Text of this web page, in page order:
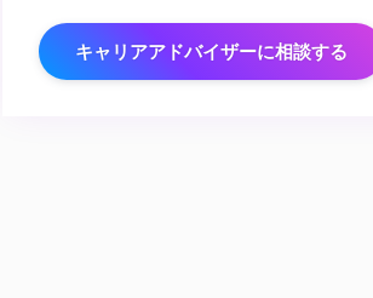
キャリアアドバイザーに相談する